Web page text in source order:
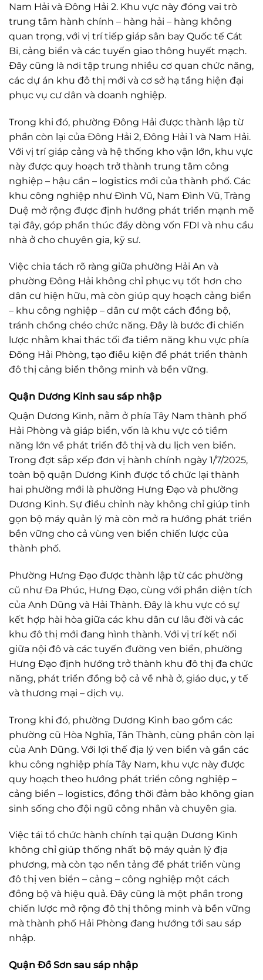
Nam Hải và Đông Hải 2. Khu vực này đóng vai trò
trung tâm hành chính – hàng hải – hàng không
quan trọng, với vị trí tiếp giáp sân bay Quốc tế Cát
Bi, cảng biển và các tuyến giao thông huyết mạch.
Đây cũng là nơi tập trung nhiều cơ quan chức năng,
các dự án khu đô thị mới và cơ sở hạ tầng hiện đại
phục vụ cư dân và doanh nghiệp.
Trong khi đó, phường Đông Hải được thành lập từ
phần còn lại của Đông Hải 2, Đông Hải 1 và Nam Hải.
Với vị trí giáp cảng và hệ thống kho vận lớn, khu vực
này được quy hoạch trở thành trung tâm công
nghiệp – hậu cần – logistics mới của thành phố. Các
khu công nghiệp như Đình Vũ, Nam Đình Vũ, Tràng
Duệ mở rộng được định hướng phát triển mạnh mẽ
tại đây, góp phần thúc đẩy dòng vốn FDI và nhu cầu
nhà ở cho chuyên gia, kỹ sư.
Việc chia tách rõ ràng giữa phường Hải An và
phường Đông Hải không chỉ phục vụ tốt hơn cho
dân cư hiện hữu, mà còn giúp quy hoạch cảng biển
– khu công nghiệp – dân cư một cách đồng bộ,
tránh chồng chéo chức năng. Đây là bước đi chiến
lược nhằm khai thác tối đa tiềm năng khu vực phía
Đông Hải Phòng, tạo điều kiện để phát triển thành
đô thị cảng biển thông minh và bền vững.
Quận Dương Kinh sau sáp nhập
Quận Dương Kinh, nằm ở phía Tây Nam thành phố
Hải Phòng và giáp biển, vốn là khu vực có tiềm
năng lớn về phát triển đô thị và du lịch ven biển.
Trong đợt sắp xếp đơn vị hành chính ngày 1/7/2025,
toàn bộ quận Dương Kinh được tổ chức lại thành
hai phường mới là phường Hưng Đạo và phường
Dương Kinh. Sự điều chỉnh này không chỉ giúp tinh
gọn bộ máy quản lý mà còn mở ra hướng phát triển
bền vững cho cả vùng ven biển chiến lược của
thành phố.
Phường Hưng Đạo được thành lập từ các phường
cũ như Đa Phúc, Hưng Đạo, cùng với phần diện tích
của Anh Dũng và Hải Thành. Đây là khu vực có sự
kết hợp hài hòa giữa các khu dân cư lâu đời và các
khu đô thị mới đang hình thành. Với vị trí kết nối
giữa nội đô và các tuyến đường ven biển, phường
Hưng Đạo định hướng trở thành khu đô thị đa chức
năng, phát triển đồng bộ cả về nhà ở, giáo dục, y tế
và thương mại – dịch vụ.
Trong khi đó, phường Dương Kinh bao gồm các
phường cũ Hòa Nghĩa, Tân Thành, cùng phần còn lại
của Anh Dũng. Với lợi thế địa lý ven biển và gần các
khu công nghiệp phía Tây Nam, khu vực này được
quy hoạch theo hướng phát triển công nghiệp –
cảng biển – logistics, đồng thời đảm bảo không gian
sinh sống cho đội ngũ công nhân và chuyên gia.
Việc tái tổ chức hành chính tại quận Dương Kinh
không chỉ giúp thống nhất bộ máy quản lý địa
phương, mà còn tạo nền tảng để phát triển vùng
đô thị ven biển – cảng – công nghiệp một cách
đồng bộ và hiệu quả. Đây cũng là một phần trong
chiến lược mở rộng đô thị thông minh và bền vững
mà thành phố Hải Phòng đang hướng tới sau sáp
nhập.
Quận Đồ Sơn sau sáp nhập